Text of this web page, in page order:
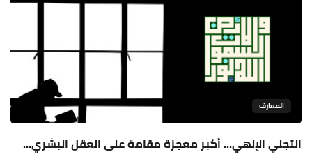
المعارف
التجلي الإلهي... أكبر معجزة مقامة على العقل البشري...